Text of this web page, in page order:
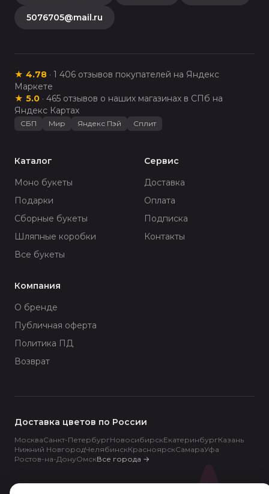
5076705@mail.ru
★ 4.78 · 1 406 отзывов покупателей на Яндекс
Маркете
★ 5.0 · 465 отзывов о наших магазинах в СПб на
Яндекс Картах
СБП Мир Яндекс Пэй Сплит
Каталог
Моно букеты
Подарки
Сборные букеты
Шляпные коробки
Все букеты
Сервис
Доставка
Оплата
Подписка
Контакты
Компания
О бренде
Публичная оферта
Политика ПД
Возврат
Доставка цветов по России
МоскваСанкт-ПетербургНовосибирскЕкатеринбургКазань
Нижний НовгородЧелябинскКрасноярскСамараУфа
Ростов-на-ДонуОмскВсе города →